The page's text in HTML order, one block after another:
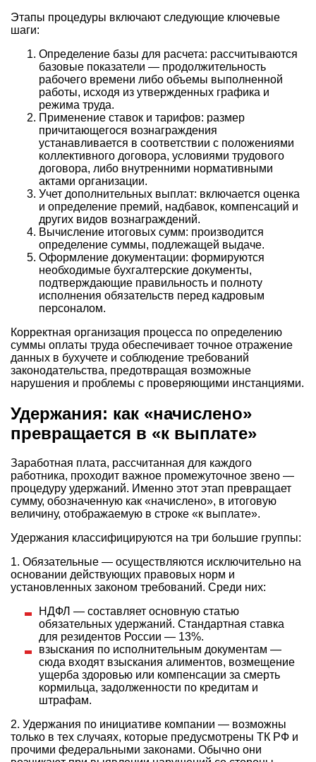
Этапы процедуры включают следующие ключевые
шаги:
Определение базы для расчета: рассчитываются
базовые показатели — продолжительность
рабочего времени либо объемы выполненной
работы, исходя из утвержденных графика и
режима труда.
Применение ставок и тарифов: размер
причитающегося вознаграждения
устанавливается в соответствии с положениями
коллективного договора, условиями трудового
договора, либо внутренними нормативными
актами организации.
Учет дополнительных выплат: включается оценка
и определение премий, надбавок, компенсаций и
других видов вознаграждений.
Вычисление итоговых сумм: производится
определение суммы, подлежащей выдаче.
Оформление документации: формируются
необходимые бухгалтерские документы,
подтверждающие правильность и полноту
исполнения обязательств перед кадровым
персоналом.
Корректная организация процесса по определению
суммы оплаты труда обеспечивает точное отражение
данных в бухучете и соблюдение требований
законодательства, предотвращая возможные
нарушения и проблемы с проверяющими инстанциями.
Удержания: как «начислено»
превращается в «к выплате»
Заработная плата, рассчитанная для каждого
работника, проходит важное промежуточное звено —
процедуру удержаний. Именно этот этап превращает
сумму, обозначенную как «начислено», в итоговую
величину, отображаемую в строке «к выплате».
Удержания классифицируются на три большие группы:
1. Обязательные — осуществляются исключительно на
основании действующих правовых норм и
установленных законом требований. Среди них:
НДФЛ — составляет основную статью
обязательных удержаний. Стандартная ставка
для резидентов России — 13%.
взыскания по исполнительным документам —
сюда входят взыскания алиментов, возмещение
ущерба здоровью или компенсации за смерть
кормильца, задолженности по кредитам и
штрафам.
2. Удержания по инициативе компании — возможны
только в тех случаях, которые предусмотрены ТК РФ и
прочими федеральными законами. Обычно они